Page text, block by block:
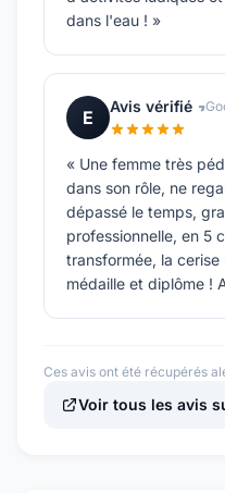
dans l'eau ! »
E
Avis vérifié
« Une femme très
dans son rôle, ne
dépassé le temps,
professionnelle, en 5
transformée, la
médaille et diplôme !
Ces avis ont été récupérés
Voir tous les avis